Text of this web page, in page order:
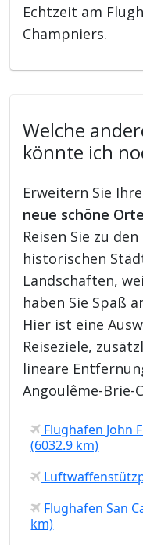
Echtzeit am
Champniers.
Welche
könnte ich
Erweitern Sie
neue schöne
Reisen Sie zu
historischen
Landschaften,
haben Sie Spaß
Hier ist eine
Reiseziele,
lineare
Angoulême-Brie-
Flughafen John
(6032.9 km)
Flughafen San
km)